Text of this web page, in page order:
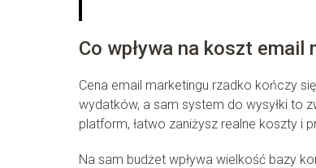
Co wpływa na koszt email
Cena email marketingu rzadko kończy
wydatków, a sam system do wysyłki to
platform, łatwo zaniżysz realne koszty i
Na sam budżet wpływa wielkość bazy